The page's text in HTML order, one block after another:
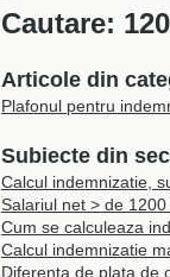
Cautare:
Articole din
Plafonul pentru
Subiecte din
Calcul indemnizatie,
Salariul net > de
Cum se calculeaza
Calcul indemnizatie
Diferenta de plata de